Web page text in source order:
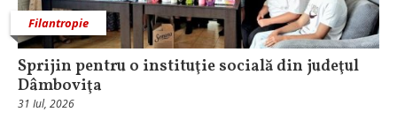
Filantropie
Sprijin pentru o instituţie socială din judeţul
Dâmboviţa
31 Iul, 2026